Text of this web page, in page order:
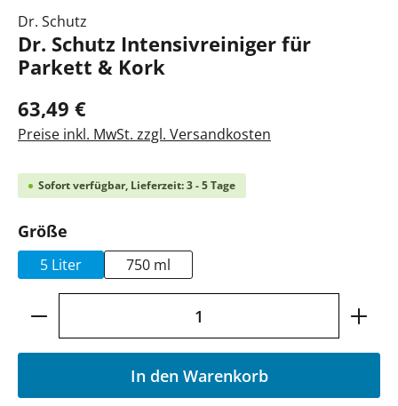
Dr. Schutz
Dr. Schutz Intensivreiniger für
Parkett & Kork
63,49 €
Preise inkl. MwSt. zzgl. Versandkosten
Sofort verfügbar, Lieferzeit: 3 - 5 Tage
Größe
5 Liter 750 ml
Produkt Anzahl: Gib den gewünschten
In den Warenkorb